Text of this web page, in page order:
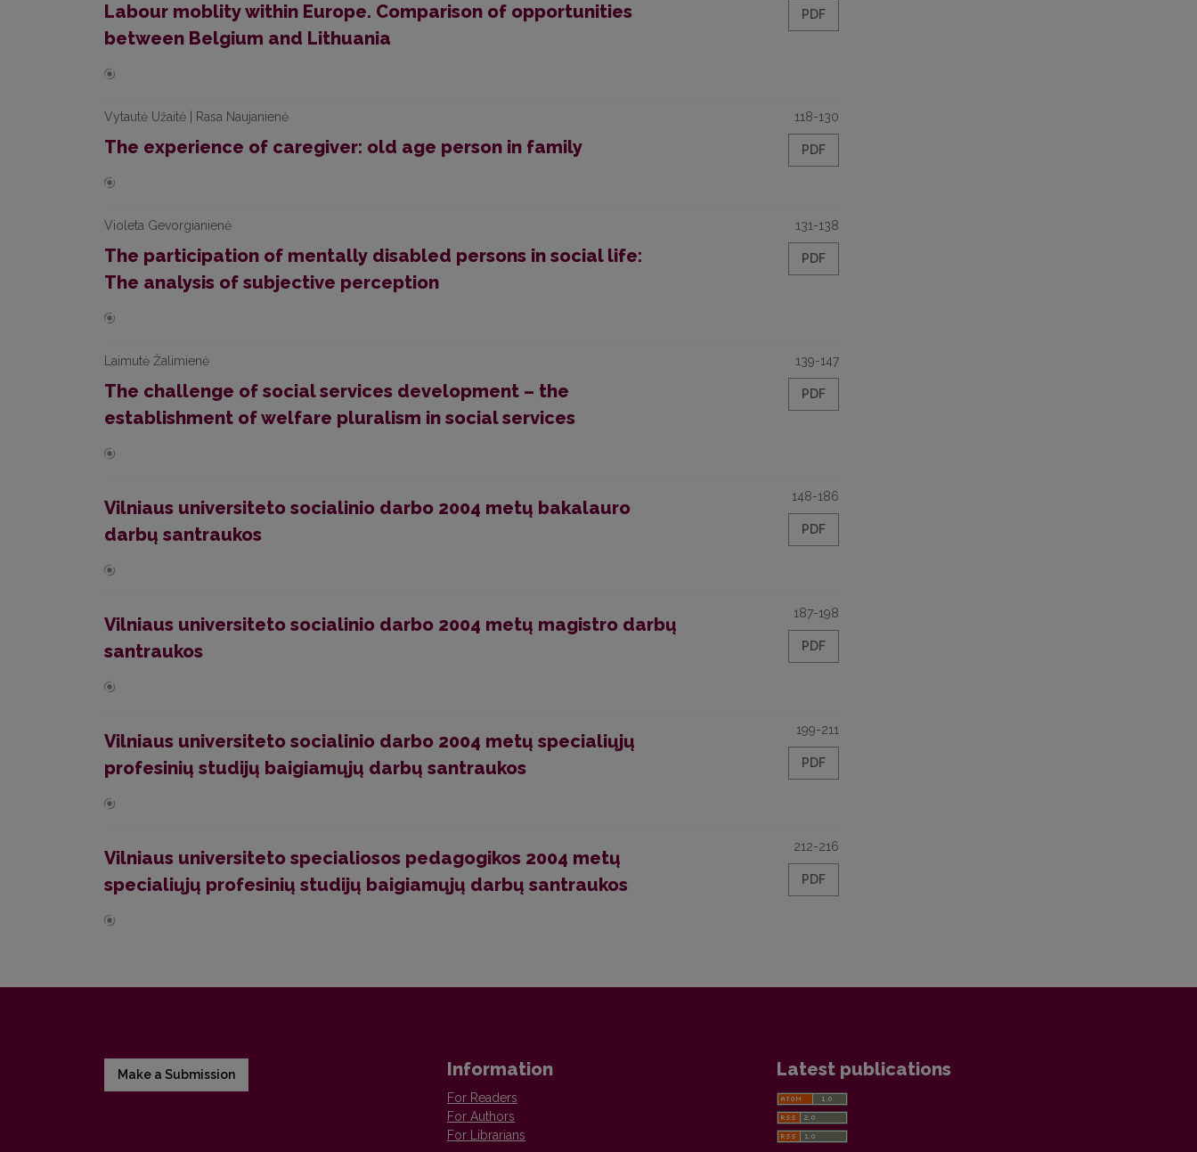
Labour moblity within Europe. Comparison of opportunities
between Belgium and Lithuania
PDF
Vytautė Užaitė | Rasa Naujanienė
The experience of caregiver: old age person in family
118-130
PDF
Violeta Gevorgianienė
The participation of mentally disabled persons in social life:
The analysis of subjective perception
131-138
PDF
Laimutė Žalimienė
The challenge of social services development – the
establishment of welfare pluralism in social services
139-147
PDF
Vilniaus universiteto socialinio darbo 2004 metų bakalauro
darbų santraukos
148-186
PDF
Vilniaus universiteto socialinio darbo 2004 metų magistro darbų
santraukos
187-198
PDF
Vilniaus universiteto socialinio darbo 2004 metų specialiųjų
profesinių studijų baigiamųjų darbų santraukos
199-211
PDF
Vilniaus universiteto specialiosos pedagogikos 2004 metų
specialiųjų profesinių studijų baigiamųjų darbų santraukos
212-216
PDF
Make a Submission Information
For Readers
For Authors
For Librarians
Latest publications